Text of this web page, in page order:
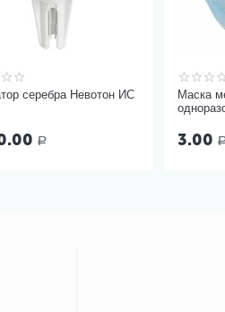
серебра Невотон ИС
Р
Маска
3.00